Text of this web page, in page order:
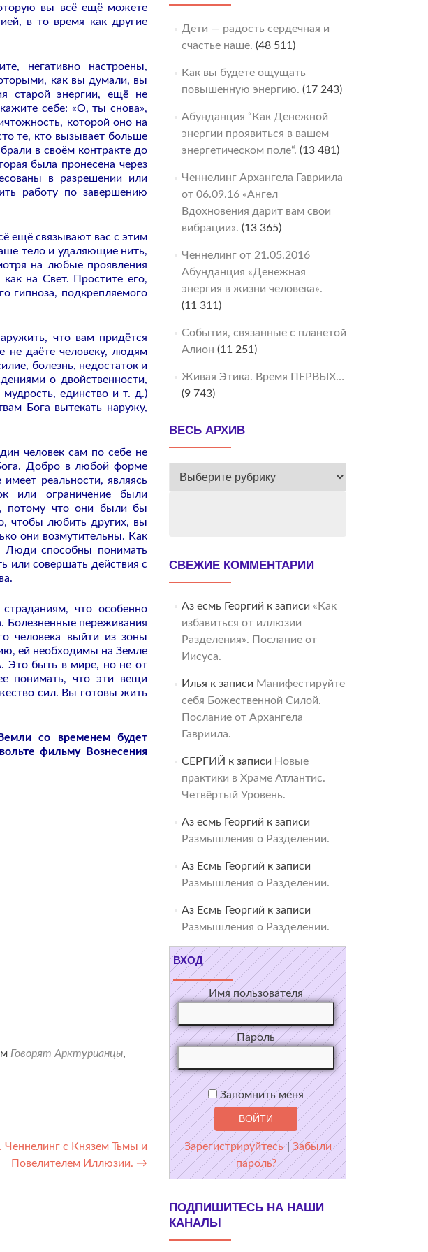
вы всё ещё можете
в то время как другие
негативно настроены,
как вы думали, вы
старой энергии, ещё не
себе: «О, ты снова»,
которой оно на
те, кто вызывает больше
в своём контракте до
была пронесена через
в разрешении или
работу по завершению
ещё связывают вас с этим
тело и удаляющие нить,
на любые проявления
на Свет. Простите его,
гипноза, подкрепляемого
что вам придётся
не даёте человеку, людям
болезнь, недостаток и
о двойственности,
единство и т. д.)
Бога вытекать наружу,
человек сам по себе не
Добро в любой форме
реальности, являясь
или ограничение были
потому что они были бы
чтобы любить других, вы
они возмутительны. Как
Люди способны понимать
или совершать действия с
что особенно
Болезненные переживания
человека выйти из зоны
ей необходимы на Земле
Это быть в мире, но не от
понимать, что эти вещи
сил. Вы готовы жить
со временем будет
фильму Вознесения
Говорят Арктурианцы,
с Князем Тьмы и
Повелителем Иллюзии. →
Дети — радость сердечная и
счастье наше. (48 511)
Как вы будете ощущать
повышенную энергию. (17 243)
Абунданция “Как Денежной
энергии проявиться в вашем
энергетическом поле“. (13 481)
Ченнелинг Архангела Гавриила
от 06.09.16 «Ангел
Вдохновения дарит вам свои
вибрации». (13 365)
Ченнелинг от 21.05.2016
Абунданция «Денежная
энергия в жизни человека».
(11 311)
События, связанные с планетой
Алион (11 251)
Живая Этика. Время ПЕРВЫХ…
(9 743)
ВЕСЬ АРХИВ
ВЕСЬ
СВЕЖИЕ КОММЕНТАРИИ
Аз есмь Георгий к записи «Как
избавиться от иллюзии
Разделения». Послание от
Иисуса.
Илья к записи Манифестируйте
себя Божественной Силой.
Послание от Архангела
Гавриила.
СЕРГИЙ к записи Новые
практики в Храме Атлантис.
Четвёртый Уровень.
Аз есмь Георгий к записи
Размышления о Разделении.
Аз Есмь Георгий к записи
Размышления о Разделении.
Аз Есмь Георгий к записи
Размышления о Разделении.
ВХОД
Имя пользователя
Пароль
Запомнить меня
Зарегистрируйтесь | Забыли
пароль?
ПОДПИШИТЕСЬ НА НАШИ
КАНАЛЫ